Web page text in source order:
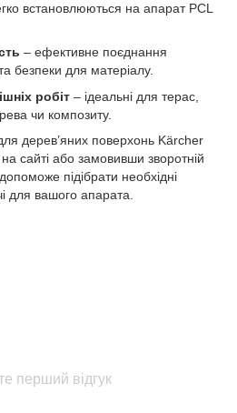
встановлюються на апарат PCL
– ефективне поєднання
безпеки для матеріалу.
робіт – ідеальні для терас,
чи композиту.
дерев’яних поверхонь Kärcher
сайті або замовивши зворотній
підібрати необхідні
для вашого апарата.
перший відгук